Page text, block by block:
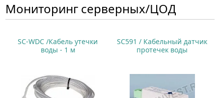
Мониторинг серверных/ЦОД
SC-WDC /Кабель утечки
воды - 1 м
SC591 / Кабельный датчик
протечек воды